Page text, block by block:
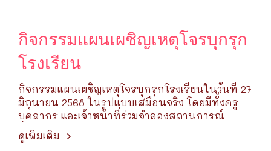
กิจกรรมแผนเผชิญเหตุโจรบุกรุก
โรงเรียน
กิจกรรมแผนเผชิญเหตุโจรบุกรุกโรงเรียนในวันที่ 27
มิถุนายน 2568 ในรูปแบบเสมือนจริง โดยมีทั้งครู
บุคลากร และเจ้าหน้าที่ร่วมจำลองสถานการณ์
ดูเพิ่มเติม